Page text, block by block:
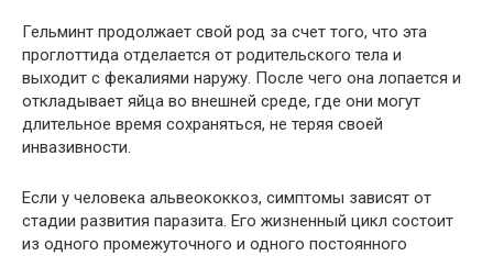
Гельминт продолжает свой род за счет того, что эта
проглоттида отделается от родительского тела и
выходит с фекалиями наружу. После чего она лопается и
откладывает яйца во внешней среде, где они могут
длительное время сохраняться, не теряя своей
инвазивности.
Если у человека альвеококкоз, симптомы зависят от
стадии развития паразита. Его жизненный цикл состоит
из одного промежуточного и одного постоянного